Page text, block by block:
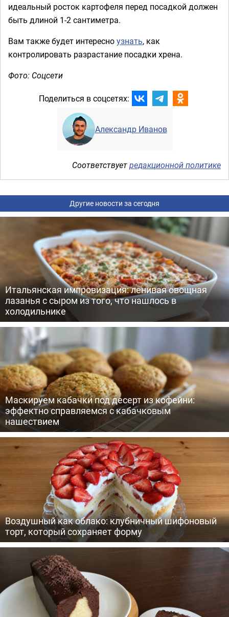
идеальный росток картофеля перед посадкой должен
быть длиной 1-2 сантиметра.
Вам также будет интересноузнать, как
контролировать разрастание посадки хрена.
Фото: Соцсети
Поделиться в соцсетях:
Александр Иванов
Соответствуетредакционной политике
Другие новости за сегодня
Итальянская импровизация: ленивая овощная
лазанья с сыром из того, что нашлось в
холодильнике
Маскируем кабачки под десерт из кофейни:
эффектно справляемся с кабачковым
нашествием
Воздушный как облако: клубничный шифоновый
торт, который сохраняет форму